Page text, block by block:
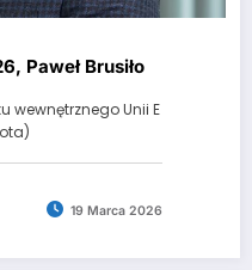
Paweł Brusiło
wewnętrznego Unii E
19 Marca 2026